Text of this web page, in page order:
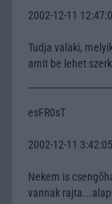
2002-12-11
Tudja valaki,
amit be lehet
esFR0sT
2002-12-11
Nekem is
vannak